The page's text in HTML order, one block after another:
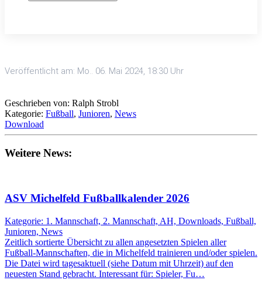
Veröffentlicht am: Mo.. 06. Mai 2024, 18:30 Uhr
Geschrieben von: Ralph Strobl
Kategorie: Fußball, Junioren, News
Download
Weitere News:
ASV Michelfeld Fußballkalender 2026
Kategorie: 1. Mannschaft, 2. Mannschaft, AH, Downloads, Fußball,
Junioren, News
Zeitlich sortierte Übersicht zu allen angesetzten Spielen aller
Fußball-Mannschaften, die in Michelfeld trainieren und/oder spielen.
Die Datei wird tagesaktuell (siehe Datum mit Uhrzeit) auf den
neuesten Stand gebracht. Interessant für: Spieler, Fu…